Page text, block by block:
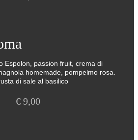
Espolon, passion fruit, crema di
homemade, pompelmo rosa.
di sale al basilico
€ 9,00